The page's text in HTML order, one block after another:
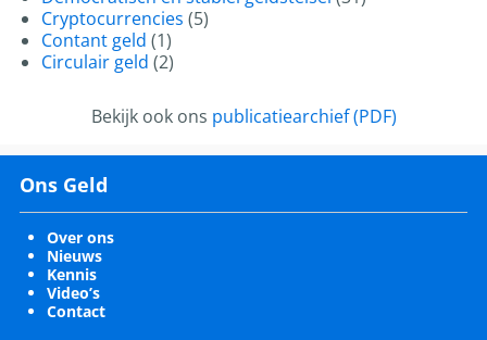
Cryptocurrencies (5)
Contant geld (1)
Circulair geld (2)
Bekijk ook ons publicatiearchief (PDF)
Ons Geld
Over ons
Nieuws
Kennis
Video’s
Contact